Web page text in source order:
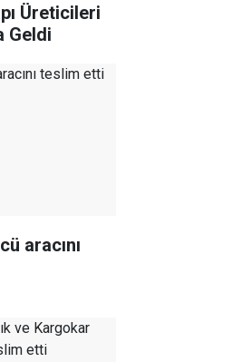
Üreticileri
Geldi
aracını